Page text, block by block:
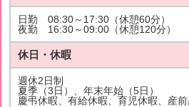
日勤 08:30～17:30（休憩60分）
夜勤 16:30～09:00（休憩120分）
休日・休暇
週休2日制
夏季（3日）、年末年始（5日）
慶弔休暇、有給休暇、育児休暇、産